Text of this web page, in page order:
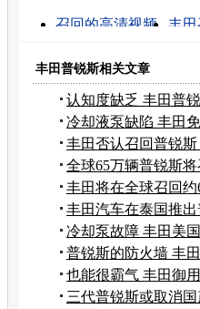
召回的高清视频 丰
丰田rva4召回事件
丰田卡罗拉召回
丰田普锐斯相关文章
认知度缺乏 丰田普
戟
冷却液泵缺陷 丰田
锐斯
丰田否认召回普锐
服务
全球65万辆普锐斯
障
丰田将在全球召回
动
丰田汽车在泰国推
车
冷却泵故障 丰田美
锐斯
普锐斯的防火墙 丰
技术
也能很霸气 丰田御
普锐斯
三代普锐斯或取消